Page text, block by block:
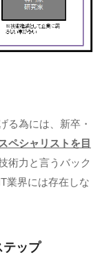
る為には、新卒・
ペシャリストを目
術力と言うバック
業界には存在しな
テップ